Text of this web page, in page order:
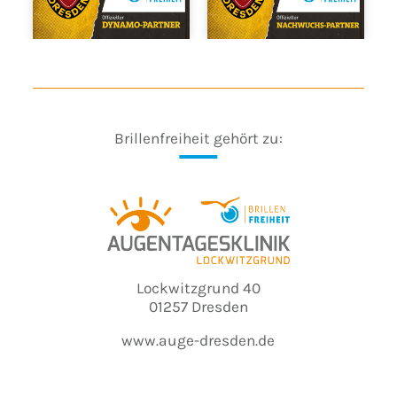
Brillenfreiheit gehört zu:
Lockwitzgrund 40
01257 Dresden
www.auge-dresden.de